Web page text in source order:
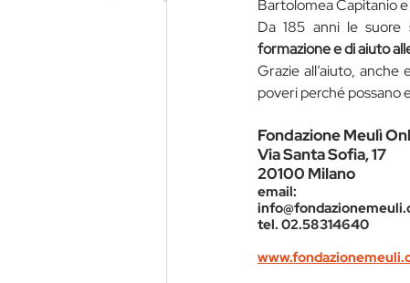
Bartolomea Capitanio
Da 185 anni le suore
formazione e di aiuto
Grazie all’aiuto, anche
poveri perché possano
Fondazione Meulì
Via Santa Sofia, 17
20100 Milano
email:
tel. 02.58314640